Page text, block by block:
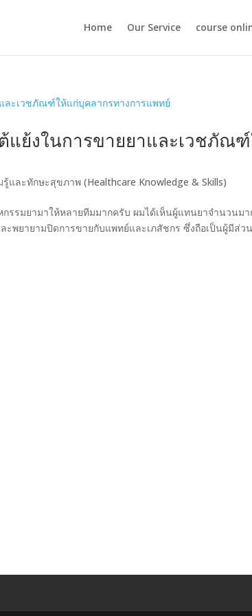
Home Our Service course
แย้งในการขายยาและเวชภัณ
รู้และทักษะสุขภาพ (Healthcare Knowledge & Skills)
รรมยามาให้หลายทีมมากครับ ผมได้เห็นผู้แทนยาจำนวนม
ะพยายามปิดการขายกับแพทย์และเภสัชกร ซึ่งถือเป็นผู้มีส่ว